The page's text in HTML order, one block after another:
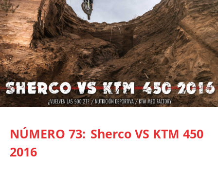
NÚMERO 73: Sherco VS KTM 450
2016